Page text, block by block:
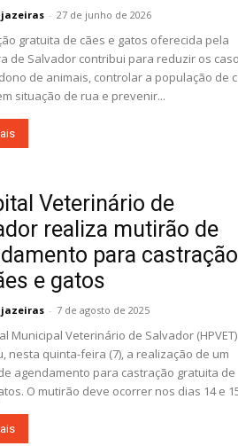
- 27 de junho de 2026
gratuita de cães e gatos oferecida pela
de Salvador contribui para reduzir os
de animais, controlar a população de
situação de rua e prevenir...
Veterinário de
realiza mutirão de
para castração
e gatos
- 7 de agosto de 2025
Municipal Veterinário de Salvador (HPVET)
nesta quinta-feira (7), a realização de um
agendamento para castração gratuita de
O mutirão deve ocorrer nos dias 14 e